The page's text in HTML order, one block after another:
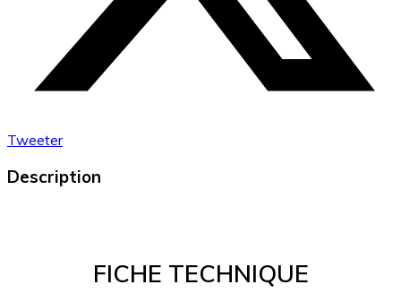
Tweeter
Description
FICHE TECHNIQUE